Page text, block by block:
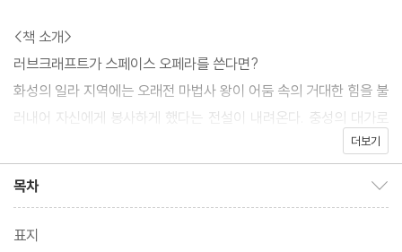
<책 소개>
러브크래프트가 스페이스 오페라를 쓴다면?
화성의 일라 지역에는 오래전 마법사 왕이 어둠 속의 거대한 힘을 불
러내어 자신에게 봉사하게 했다는 전설이 내려온다. 충성의 대가로
왕은 괴물에게 '여명의 땅'을 선사하고 사제와 노예를 선물한다. 주
물 근처에서 눈 먼 소녀를 만나게 되고, 그녀의 이끌림에 따라서 낯
선 세계를 헤맨다. 그녀가 인도하는 운명의 끝은 어디일까?
더보기
목차
표지